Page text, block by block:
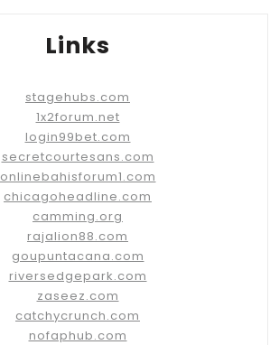
Links
stagehubs.com
1x2forum.net
login99bet.com
secretcourtesans.com
onlinebahisforum1.com
chicagoheadline.com
camming.org
rajalion88.com
goupuntacana.com
riversedgepark.com
zaseez.com
catchycrunch.com
nofaphub.com